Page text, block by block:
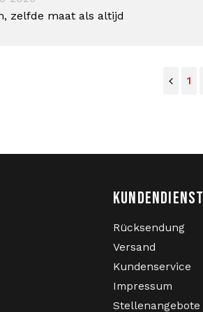
zelfde maat als altijd
1
KUNDENDIENST
Rücksendung
Versand
Kundenservice
Impressum
Stellenangebote